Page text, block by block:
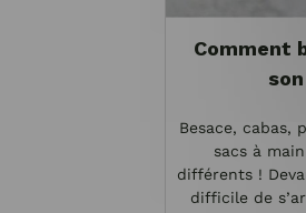
Comment
Besace, cabas,
sacs à
différents !
difficile de